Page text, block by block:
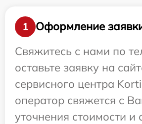
1
Оформление
Свяжитесь с нами по
оставьте заявку на
сервисного центра
оператор свяжется с
уточнения стоимости и